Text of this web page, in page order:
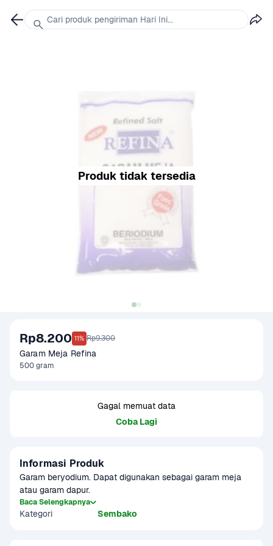
Produk tidak tersedia
Rp8.200 11% Rp9.300
Garam Meja Refina
500 gram
Gagal memuat data
Coba Lagi
Informasi Produk
Garam beryodium. Dapat digunakan sebagai garam meja
atau garam dapur.
Baca Selengkapnya
Kategori Sembako
Cari produk pengiriman Hari Ini...